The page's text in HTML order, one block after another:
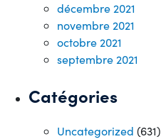
décembre 2021
novembre 2021
octobre 2021
septembre 2021
Catégories
Uncategorized (631)